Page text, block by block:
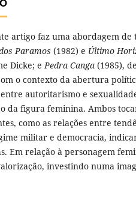
artigo faz uma abordagem de
Paramos (1982) e Último
Dicke; ePedra Canga (1985),
o contexto da abertura
autoritarismo e
da figura feminina. Ambos
como as relações entre
militar e democracia,
Em relação à personagem
investindo numa